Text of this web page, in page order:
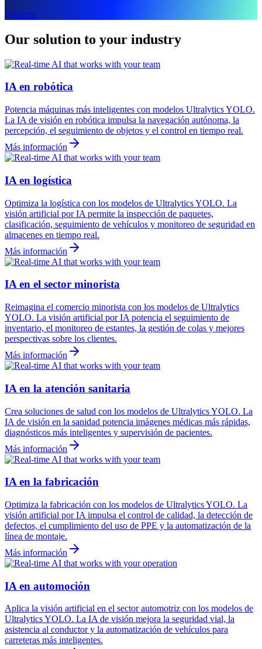
Empezar
Our solution to your industry
IA en robótica
Potencia máquinas más inteligentes con modelos Ultralytics YOLO.
La IA de visión en robótica impulsa la navegación autónoma, la
percepción, el seguimiento de objetos y el control en tiempo real.
Más información
IA en logística
Optimiza la logística con los modelos de Ultralytics YOLO. La
visión artificial por IA permite la inspección de paquetes,
clasificación, seguimiento de vehículos y monitoreo de seguridad en
almacenes en tiempo real.
Más información
IA en el sector minorista
Reimagina el comercio minorista con los modelos de Ultralytics
YOLO. La visión artificial por IA potencia el seguimiento de
inventario, el monitoreo de estantes, la gestión de colas y mejores
perspectivas sobre los clientes.
Más información
IA en la atención sanitaria
Crea soluciones de salud con los modelos de Ultralytics YOLO. La
IA de visión en la sanidad potencia imágenes médicas más rápidas,
diagnósticos más inteligentes y supervisión de pacientes.
Más información
IA en la fabricación
Optimiza la fabricación con los modelos de Ultralytics YOLO. La
visión artificial por IA impulsa el control de calidad, la detección de
defectos, el cumplimiento del uso de PPE y la automatización de la
línea de montaje.
Más información
IA en automoción
Aplica la visión artificial en el sector automotriz con los modelos de
Ultralytics YOLO. La IA de visión mejora la seguridad vial, la
asistencia al conductor y la automatización de vehículos para
carreteras más inteligentes.